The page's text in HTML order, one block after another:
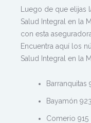
Luego de que elijas
Salud Integral en la
con esta
Encuentra aquí los
Salud Integral en la
Barranquitas
Bayamón 923
Comerio 915